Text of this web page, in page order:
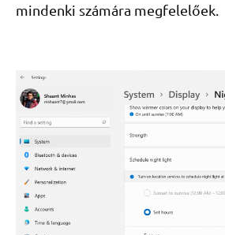
mindenki számára megfelelőek.